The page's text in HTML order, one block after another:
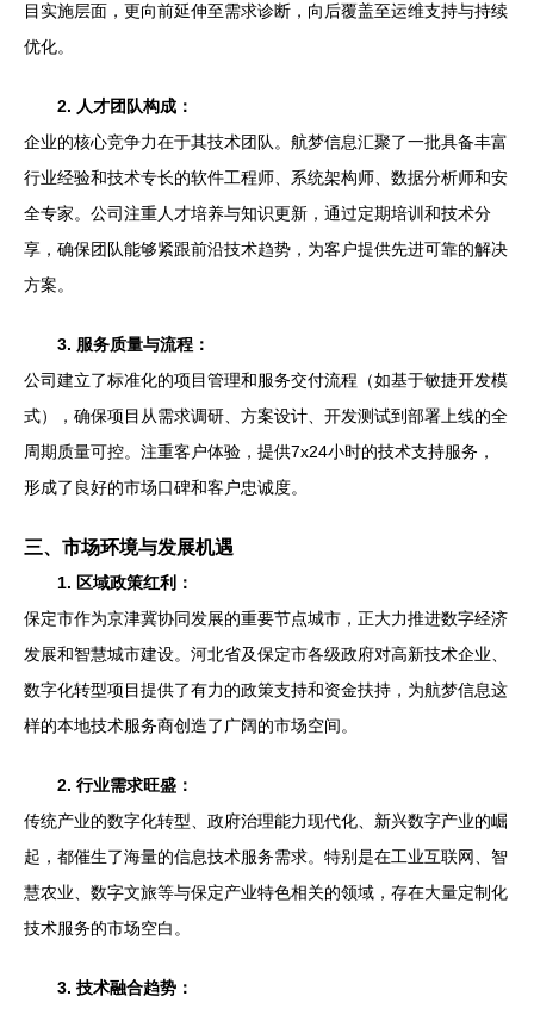
目实施层面，更向前延伸至需求诊断，向后覆盖至运维支持与持续
优化。
2. 人才团队构成：
企业的核心竞争力在于其技术团队。航梦信息汇聚了一批具备丰富
行业经验和技术专长的软件工程师、系统架构师、数据分析师和安
全专家。公司注重人才培养与知识更新，通过定期培训和技术分
享，确保团队能够紧跟前沿技术趋势，为客户提供先进可靠的解决
方案。
3. 服务质量与流程：
公司建立了标准化的项目管理和服务交付流程（如基于敏捷开发模
式），确保项目从需求调研、方案设计、开发测试到部署上线的全
周期质量可控。注重客户体验，提供7x24小时的技术支持服务，
形成了良好的市场口碑和客户忠诚度。
三、市场环境与发展机遇
1. 区域政策红利：
保定市作为京津冀协同发展的重要节点城市，正大力推进数字经济
发展和智慧城市建设。河北省及保定市各级政府对高新技术企业、
数字化转型项目提供了有力的政策支持和资金扶持，为航梦信息这
样的本地技术服务商创造了广阔的市场空间。
2. 行业需求旺盛：
传统产业的数字化转型、政府治理能力现代化、新兴数字产业的崛
起，都催生了海量的信息技术服务需求。特别是在工业互联网、智
慧农业、数字文旅等与保定产业特色相关的领域，存在大量定制化
技术服务的市场空白。
3. 技术融合趋势：